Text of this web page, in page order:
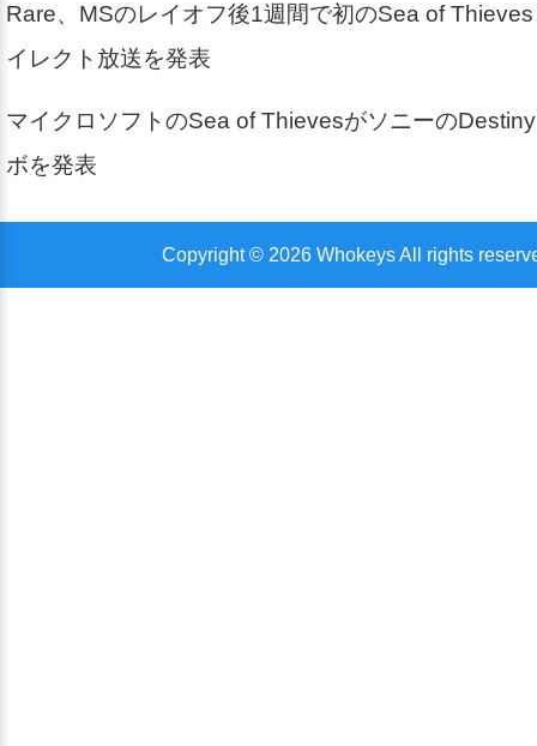
Rare、MSのレイオフ後1週間で初のSea of
イレクト放送を発表
マイクロソフトのSea of Thievesがソニーの
ボを発表
Copyright © 2026 Whokeys All rights